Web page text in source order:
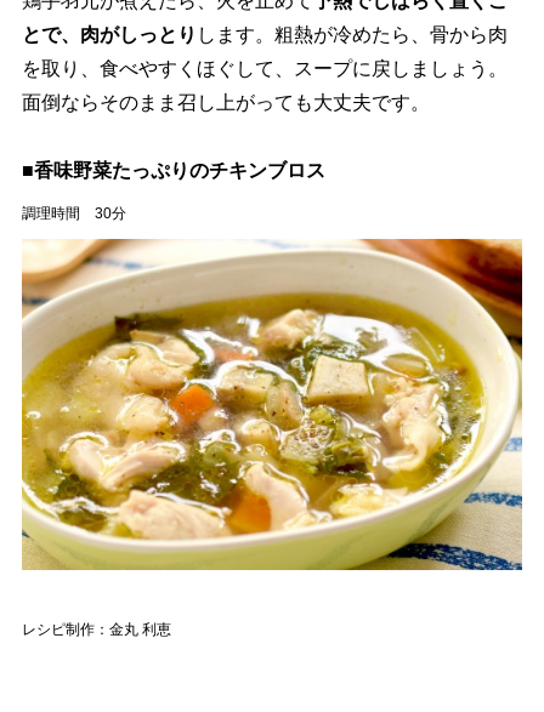
とで、肉がしっとり します。粗熱が冷めたら、骨から肉
を取り、食べやすくほぐして、スープに戻しましょう。
面倒ならそのまま召し上がっても大丈夫です。
■香味野菜たっぷりのチキンブロス
調理時間 30分
レシピ制作：金丸 利恵